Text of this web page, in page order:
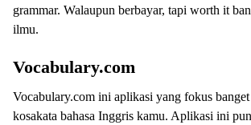
grammar. Walaupun berbayar, tapi worth it
ilmu.
Vocabulary.com
Vocabulary.com ini aplikasi yang fokus
kosakata bahasa Inggris kamu. Aplikasi ini